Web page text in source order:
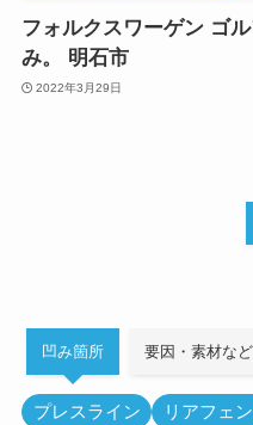
フォルクスワーゲン ゴ
み。 明石市
2022年3月29日
凹み箇所 要因・素材など
プレスライン リアフェ